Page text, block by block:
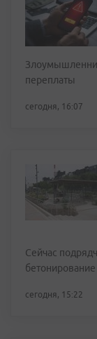
переплаты
сегодня, 16:07
Сейчас
сегодня, 15:22